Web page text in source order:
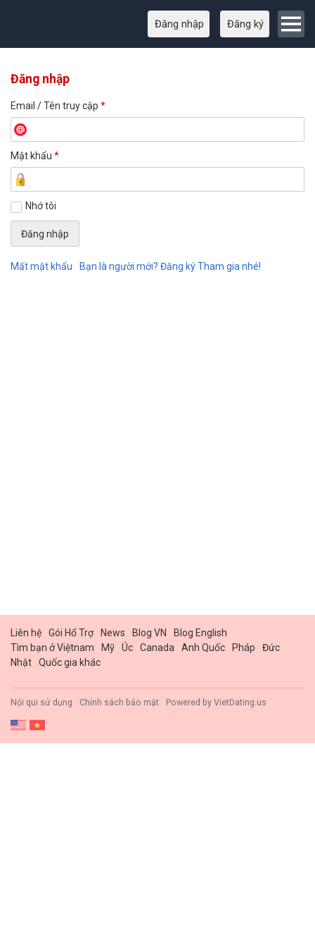
Đăng nhập Đăng ký
Đăng nhập
Email / Tên truy cập *
Mật khẩu *
Nhớ tôi
Mất mật khẩu Bạn là người mới? Đăng ký Tham gia nhé!
Liên hệ Gói Hổ Trợ News Blog VN
Blog English
Tìm bạn ở Việtnam
Mỹ Úc Canada Anh Quốc Pháp
Đức
Nhật
Quốc gia khác
Nội qui sử dụng Chính sách bảo mật Powered by VietDating.us